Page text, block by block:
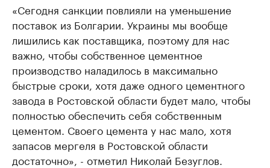
«Сегодня санкции повлияли на уменьшение
поставок из Болгарии. Украины мы вообще
лишились как поставщика, поэтому для нас
важно, чтобы собственное цементное
производство наладилось в максимально
быстрые сроки, хотя даже одного цементного
завода в Ростовской области будет мало, чтобы
полностью обеспечить себя собственным
цементом. Своего цемента у нас мало, хотя
запасов мергеля в Ростовской области
достаточно», - отметил Николай Безуглов.